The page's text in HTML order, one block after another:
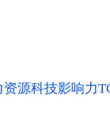
源科技影响力